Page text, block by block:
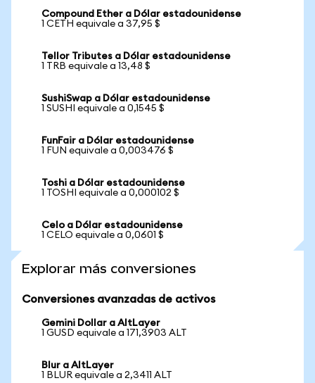
Compound Ether a Dólar estadounidense
1 CETH equivale a 37,95 $
Tellor Tributes a Dólar estadounidense
1 TRB equivale a 13,48 $
SushiSwap a Dólar estadounidense
1 SUSHI equivale a 0,1545 $
FunFair a Dólar estadounidense
1 FUN equivale a 0,003476 $
Toshi a Dólar estadounidense
1 TOSHI equivale a 0,000102 $
Celo a Dólar estadounidense
1 CELO equivale a 0,0601 $
Explorar más conversiones
Conversiones avanzadas de activos
Gemini Dollar a AltLayer
1 GUSD equivale a 171,3903 ALT
Blur a AltLayer
1 BLUR equivale a 2,3411 ALT